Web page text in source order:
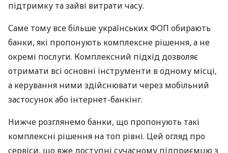
підтримку та зайві витрати часу.
Саме тому все більше українських ФОП обирають
банки, які пропонують комплексне рішення, а не
окремі послуги. Комплексний підхід дозволяє
отримати всі основні інструменти в одному місці,
а керування ними здійснювати через мобільний
застосунок або інтернет-банкінг.
Нижче розглянемо банки, що пропонують такі
комплексні рішення на топ рівні. Цей огляд про
сервіси, що вже доступні сучасному підприємцю з